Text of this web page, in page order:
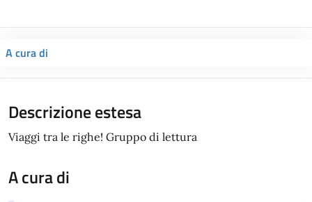
A cura di
Descrizione estesa
Viaggi tra le righe! Gruppo di lettura
A cura di